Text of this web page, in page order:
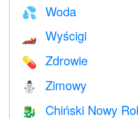
💦 Woda
🏎 Wyścigi
💊 Zdrowie
⛄ Zimowy
🐉 Chiński Nowy